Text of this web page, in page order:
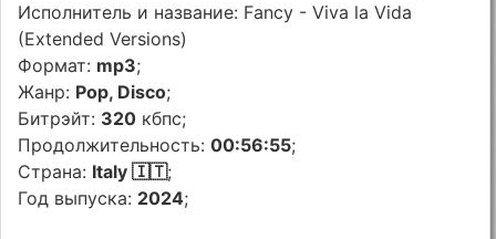
Исполнитель и название: Fancy - Viva la Vida
(Extended Versions)
Формат: mp3;
Жанр: Pop, Disco;
Битрэйт: 320 кбпс;
Продолжительность:00:56:55;
Страна: Italy 🇮🇹;
Год выпуска: 2024;